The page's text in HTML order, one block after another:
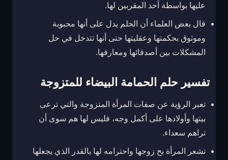
عليها بواسطة أحد المقربين لها.
قال بعض العلماء أن الحلم يدل على أنها محبوبة
وموثوق بحكمتها وعقليتها حتى أنها تتدخل في حل
المشكلات بين أصدقائها ومعارفها.
تفسير حلم الحمامة البيضاء للمتزوجة
تعبر الرؤية عن صفات المرأة المتزوجة والتي ترعى
بيتها وأولادها على أكمل وجه، فليس لها هم سوى أن
تراهم سعداء.
تشعر المرأة بح زوجها واحترامه لها بالقدر الذي يجعلها